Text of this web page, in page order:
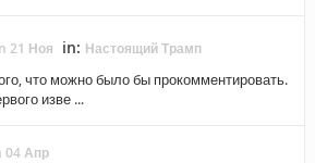
21 Ноя in: Настоящий Трамп
что можно было бы прокомментировать.
изве ...
04 Апр